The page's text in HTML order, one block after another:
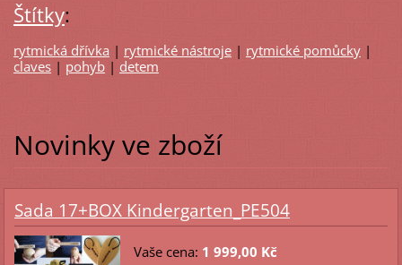
Štítky:
rytmická dřívka | rytmické nástroje | rytmické pomůcky |
claves | pohyb | detem
Novinky ve zboží
Sada 17+BOX Kindergarten_PE504
Vaše cena: 1 999,00 Kč